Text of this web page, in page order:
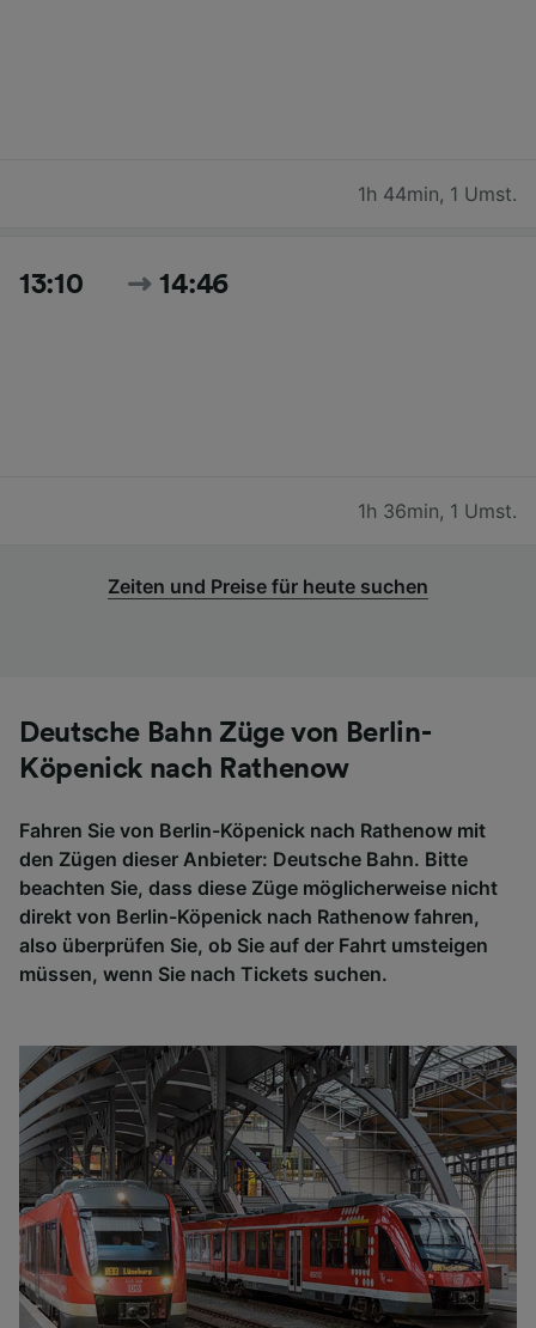
1h 44min, 1 Umst.
13:10 14:46
1h 36min, 1 Umst.
Zeiten und Preise für heute suchen
Deutsche Bahn Züge von Berlin-
Köpenick nach Rathenow
Fahren Sie von Berlin-Köpenick nach Rathenow mit
den Zügen dieser Anbieter: Deutsche Bahn. Bitte
beachten Sie, dass diese Züge möglicherweise nicht
direkt von Berlin-Köpenick nach Rathenow fahren,
also überprüfen Sie, ob Sie auf der Fahrt umsteigen
müssen, wenn Sie nach Tickets suchen.